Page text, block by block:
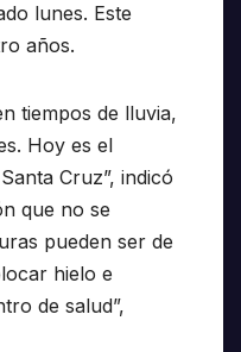
lunes. Este
años.
tiempos de lluvia,
Hoy es el
Cruz”, indicó
que no se
pueden ser de
hielo e
de salud”,